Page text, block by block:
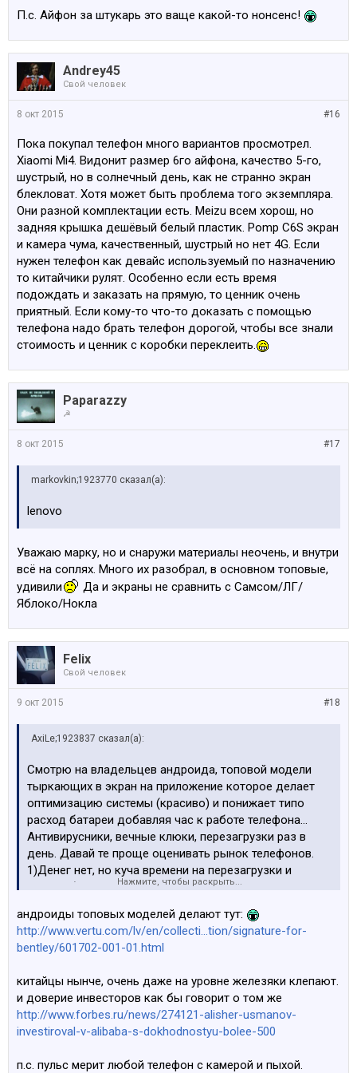
П.с. Айфон за штукарь это ваще какой-то нонсенс!
Andrey45
Свой человек
#16
8 окт 2015
Пока покупал телефон много вариантов просмотрел.
Xiaomi Mi4. Видонит размер 6го айфона, качество 5-го,
шустрый, но в солнечный день, как не странно экран
блекловат. Хотя может быть проблема того экземпляра.
Они разной комплектации есть. Meizu всем хорош, но
задняя крышка дешёвый белый пластик. Pomp C6S экран
и камера чума, качественный, шустрый но нет 4G. Если
нужен телефон как девайс используемый по назначению
то китайчики рулят. Особенно если есть время
подождать и заказать на прямую, то ценник очень
приятный. Если кому-то что-то доказать с помощью
телефона надо брать телефон дорогой, чтобы все знали
стоимость и ценник с коробки переклеить.
Paparazzy
☭
#17
8 окт 2015
markovkin;1923770 сказал(а):
lenovo
Уважаю марку, но и снаружи материалы неочень, и внутри
всё на соплях. Много их разобрал, в основном топовые,
удивили
Да и экраны не сравнить с Самсом/ЛГ/
Яблоко/Нокла
Felix
Свой человек
#18
9 окт 2015
AxiLe;1923837 сказал(а):
Смотрю на владельцев андроида, топовой модели
тыркающих в экран на приложение которое делает
оптимизацию системы (красиво) и понижает типо
расход батареи добавляя час к работе телефона...
Антивирусники, вечные клюки, перезагрузки раз в
день. Давай те проще оценивать рынок телефонов.
1)Денег нет, но куча времени на перезагрузки и
прочий бесючий развод с приложениями в виде
скорей всего нужен андроид, там по блутузу
перекинуть музычку можно, во много игрушек
поиграть бесплатно и т.д. Годится школьникам,
от понятий каким должен быть телефон, или если
быть точнее для людей со стальными яйцами, терпеть
выключение телефона в момент разговора, да у вас
груши между ног товарищи. Не важно сколько он
Нажмите, чтобы раскрыть...
андроиды топовых моделей делают тут:
http://www.vertu.com/lv/en/collecti...tion/signature-for-
bentley/601702-001-01.html
китайцы нынче, очень даже на уровне железяки клепают.
и доверие инвесторов как бы говорит о том же
http://www.forbes.ru/news/274121-alisher-usmanov-
investiroval-v-alibaba-s-dokhodnostyu-bolee-500
п.с. пульс мерит любой телефон с камерой и пыхой.